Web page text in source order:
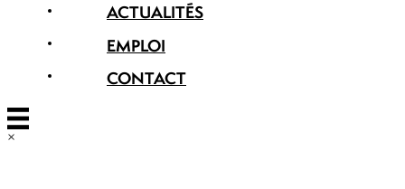
ACTUALITÉS
EMPLOI
CONTACT
×